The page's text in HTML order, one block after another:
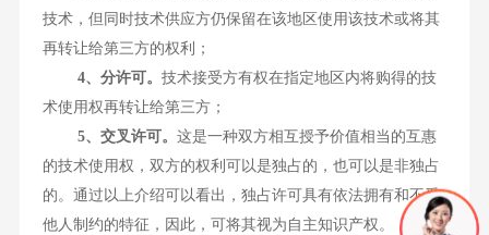
技术，但同时技术供应方仍保留在该地区使用该技术或将其
再转让给第三方的权利；
4、分许可。技术接受方有权在指定地区内将购得的技
术使用权再转让给第三方；
5、交叉许可。这是一种双方相互授予价值相当的互惠
的技术使用权，双方的权利可以是独占的，也可以是非独占
的。通过以上介绍可以看出，独占许可具有依法拥有和不受
他人制约的特征，因此，可将其视为自主知识产权。